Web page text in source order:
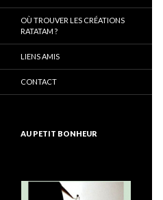
OÙ TROUVER LES CRÉATIONS
RATATAM ?
LIENS AMIS
CONTACT
AU PETIT BONHEUR